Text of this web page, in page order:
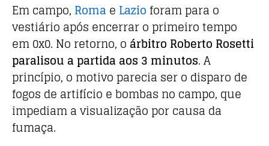
Em campo, Roma e Lazio foram para o
vestiário após encerrar o primeiro tempo
em 0x0. No retorno, o árbitro Roberto Rosetti
paralisou a partida aos 3 minutos. A
princípio, o motivo parecia ser o disparo de
fogos de artifício e bombas no campo, que
impediam a visualização por causa da
fumaça.